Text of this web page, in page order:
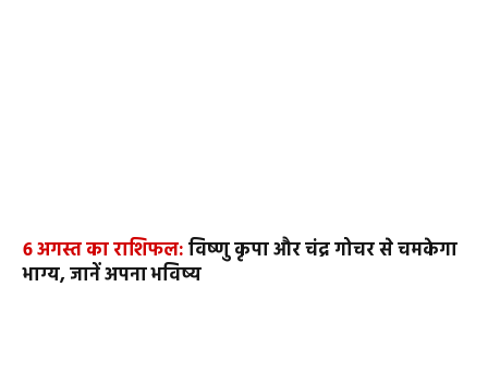
6 अगस्त का राशिफल:विष्णु कृपा और चंद्र गोचर से चमकेगा
भाग्य, जानें अपना भविष्य